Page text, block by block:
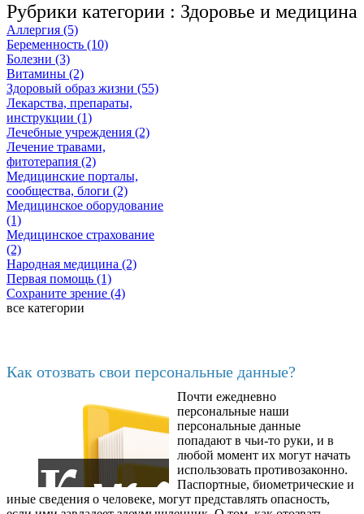
Рубрики категории : Здоровье и медицина
Аллергия (5)
Беременность (10)
Болезни (3)
Витамины (2)
Здоровый образ жизни (55)
Лекарства, препараты,
инструкции (1)
Лечебные учреждения (2)
Лечение травами,
фитотерапия (2)
Медицинские порталы,
сообщества, блоги (2)
Медицинское оборудование
(1)
Медицинское страхование
(2)
Народная медицина (2)
Первая помощь (1)
Сохраните зрение (4)
все категории
Как отозвать свои персональные данные?
Почти ежедневно
персональные наши
персональные данные
попадают в чьи-то руки, и в
любой момент их могут начать
использовать противозаконно.
Паспортные, биометрические и
иные сведения о человеке, могут представлять опасность,